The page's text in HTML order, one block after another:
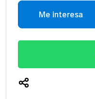
Me interesa